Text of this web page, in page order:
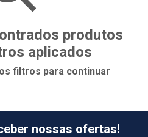
produtos
aplicados
filtros para continuar
nossas ofertas!